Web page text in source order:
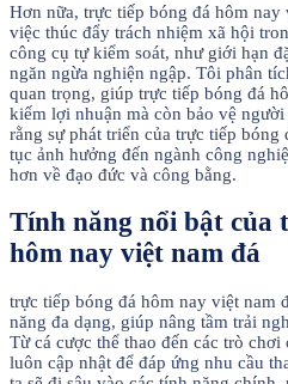
Hơn nữa, trực tiếp bóng đá hôm nay
việc thúc đẩy trách nhiệm xã hội
công cụ tự kiểm soát, như giới hạn
ngăn ngừa nghiện ngập. Tôi phân
quan trọng, giúp trực tiếp bóng đá
kiếm lợi nhuận mà còn bảo vệ
rằng sự phát triển của trực tiếp bóng
tục ảnh hưởng đến ngành công
hơn về đạo đức và công bằng.
Tính năng nổi bật của
hôm nay việt nam đá
trực tiếp bóng đá hôm nay việt nam
năng đa dạng, giúp nâng tầm trải
Từ cá cược thể thao đến các trò
luôn cập nhật để đáp ứng nhu cầu